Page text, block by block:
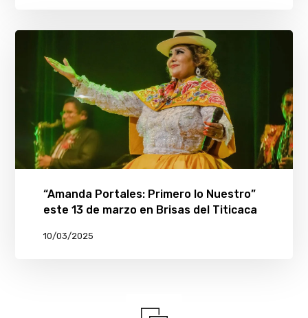
“Amanda Portales: Primero lo Nuestro”
este 13 de marzo en Brisas del Titicaca
10/03/2025